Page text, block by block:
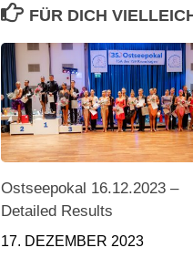
FÜR DICH
Ostseepokal 16.12.2023 –
Detailed Results
17. DEZEMBER 2023